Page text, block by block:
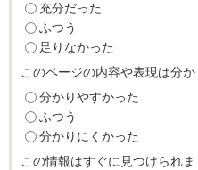
充分だった
ふつう
足りなかった
このページの内容や表現は分
分かりやすかった
ふつう
分かりにくかった
この情報はすぐに見つけられま